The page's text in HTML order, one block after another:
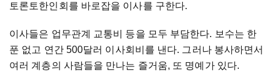
토론토한인회를 바로잡을 이사를 구한다.
이사들은 업무관계 교통비 등을 모두 부담한다. 보수는 한
푼 없고 연간 500달러 이사회비를 낸다. 그러나 봉사하면서
여러 계층의 사람들을 만나는 즐거움, 또 명예가 있다.